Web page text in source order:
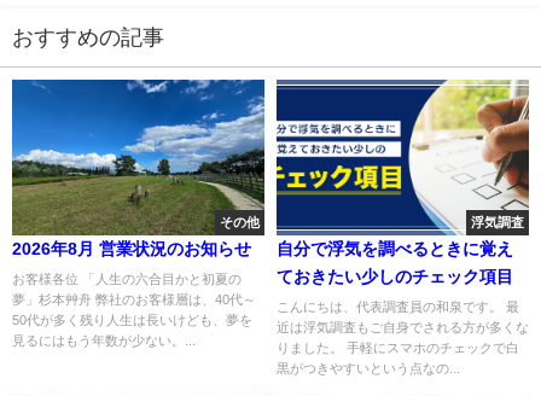
おすすめの記事
その他
2026年8月 営業状況のお知らせ
お客様各位 「人生の六合目かと初夏の
夢」杉本艸舟 弊社のお客様層は、40代～
50代が多く残り人生は長いけども、夢を
見るにはもう年数が少ない。...
浮気調査
自分で浮気を調べるときに覚え
ておきたい少しのチェック項目
こんにちは、代表調査員の和泉です。 最
近は浮気調査もご自身でされる方が多くな
りました。 手軽にスマホのチェックで白
黒がつきやすいという点なの...